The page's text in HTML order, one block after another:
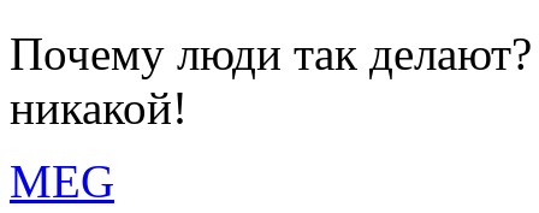
Почему люди так
никакой!
MEG